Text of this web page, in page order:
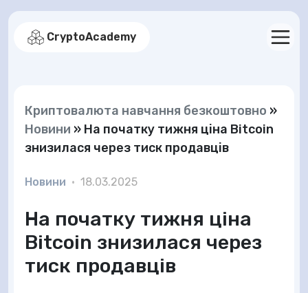
CryptoAcademy
Криптовалюта навчання безкоштовно »
Новини » На початку тижня ціна Bitcoin
знизилася через тиск продавців
Новини • 18.03.2025
На початку тижня ціна
Bitcoin знизилася через
тиск продавців